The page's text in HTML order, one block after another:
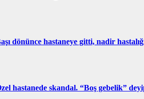
dönünce hastaneye gitti, nadir
hastanede skandal. “Boş gebelik”